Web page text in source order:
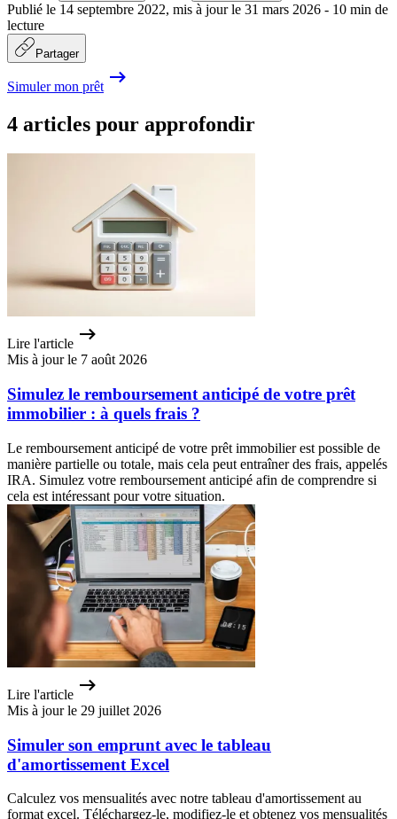
Publié le 14 septembre 2022, mis à jour le 31 mars 2026 - 10 min de
lecture
Partager
Simuler mon prêt
4 articles pour approfondir
Lire l'article
Mis à jour le 7 août 2026
Simulez le remboursement anticipé de votre prêt
immobilier : à quels frais ?
Le remboursement anticipé de votre prêt immobilier est possible de
manière partielle ou totale, mais cela peut entraîner des frais, appelés
IRA. Simulez votre remboursement anticipé afin de comprendre si
cela est intéressant pour votre situation.
Lire l'article
Mis à jour le 29 juillet 2026
Simuler son emprunt avec le tableau
d'amortissement Excel
Calculez vos mensualités avec notre tableau d'amortissement au
format excel. Téléchargez-le, modifiez-le et obtenez vos mensualités